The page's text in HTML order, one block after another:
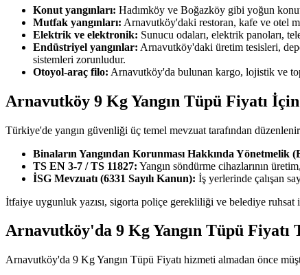
Konut yangınları: Hadımköy ve Boğazköy gibi yoğun
Mutfak yangınları: Arnavutköy'daki restoran, kafe ve otel
Elektrik ve elektronik: Sunucu odaları, elektrik panoları,
Endüstriyel yangınlar: Arnavutköy'daki üretim tesisleri,
sistemleri zorunludur.
Otoyol-araç filo: Arnavutköy'da bulunan kargo, lojistik ve
Arnavutköy 9 Kg Yangın Tüpü Fiyatı
Türkiye'de yangın güvenliği üç temel mevzuat tarafından
Binaların Yangından Korunması Hakkında Yönetmelik
TS EN 3-7 / TS 11827: Yangın söndürme cihazlarının
İSG Mevzuatı (6331 Sayılı Kanun): İş yerlerinde çalışan
İtfaiye uygunluk yazısı, sigorta poliçe gerekliliği ve belediye
Arnavutköy'da 9 Kg Yangın Tüpü
Arnavutköy'da 9 Kg Yangın Tüpü Fiyatı hizmeti almadan önce